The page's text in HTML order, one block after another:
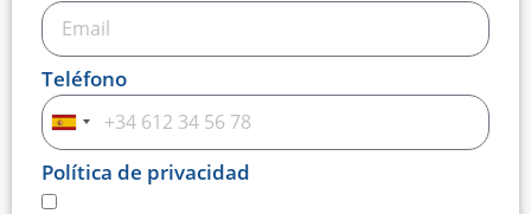
Teléfono
Spain
+34
Política de privacidad